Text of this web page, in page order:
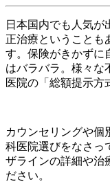
日本国内でも人気が
正治療ということも
す。保険がきかずに
はバラバラ。様々な
医院の「総額提示方
カウンセリングや個
科医院選びをなさっ
ザラインの詳細や治
ださい。